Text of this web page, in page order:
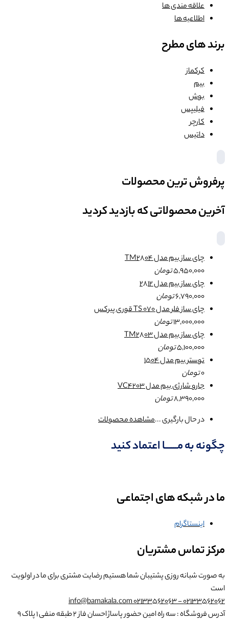
علاقه مندی ها
اطلاعیه ها
برند های مطرح
کرکماز
بیم
بوش
فیلیپس
کارچر
داتیس
پرفروش ترین محصولات
آخرین محصولاتی که بازدید کردید
چای ساز بیم مدل TM2804
5,950,000تومان
چای ساز بیم مدل 2812
6,790,000تومان
چای ساز فلر مدل TS 070 قوری پیرکس
13,000,000تومان
چای ساز بیم مدل TM2803
5,100,000تومان
توستر بیم مدل 1504
0تومان
جارو شارژی بیم مدل VC4203
8,390,000تومان
در حال بارگیری ...مشاهده محصولات
چگونه به مــــــا اعتماد کنید
ما در شبکه های اجتماعی
اینستاگرام
مرکز تماس مشتریان
به صورت شبانه روزی پشتیبان شما هستیمرضایت مشتری برای ما در اولویت
است
02133562062 - 02133562063
info@bamakala.com
آدرس فروشگاه : سه راه امین حضور پاساژ احسان فاز ۲ طبقه منفی ۱ پلاک ۹